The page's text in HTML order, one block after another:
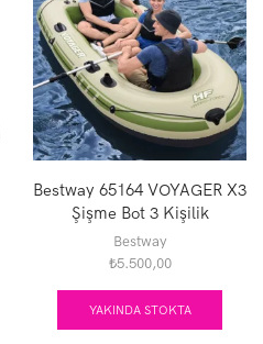
Bestway 65164 VOYAGER X3
Şişme Bot 3 Kişilik
294X137CM
Bestway
₺5.500,00
YAKINDA STOKTA